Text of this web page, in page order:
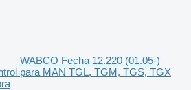
WABCO Fecha 12.220 (01.05-)
para MAN TGL, TGM, TGS, TGX